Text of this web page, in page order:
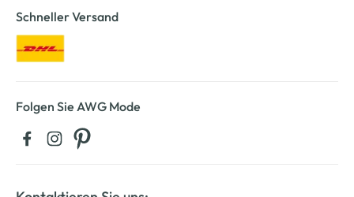
Schneller Versand
Folgen Sie AWG Mode